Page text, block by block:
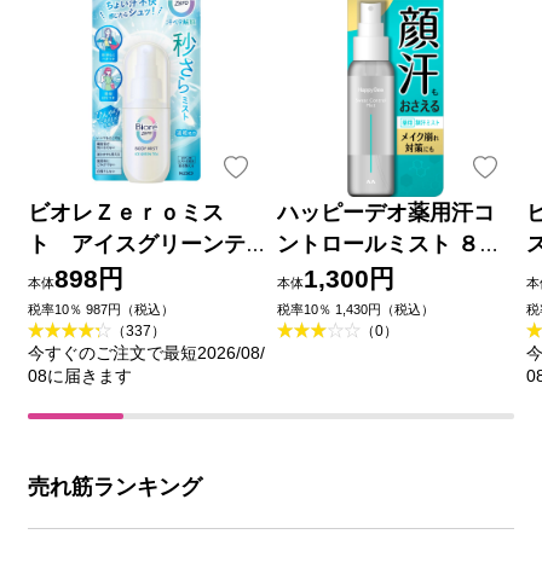
ビオレＺｅｒｏミス
ト アイスグリーンテ
ィーの香り ６０ｍＬ 花
王
本体898円
税率10％ 987円（税込）
（337）
今すぐのご注文で最短2026/08/
08に届きます
ハッピーデオ薬用汗コ
ントロールミスト ８０
ｍｌ マンダム (医薬部外
品)
本体1,300円
税率10％ 1,430円（税込）
（0）
本
税
売れ筋ランキング